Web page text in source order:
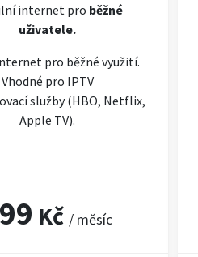
internet pro běžné
uživatele.
pro běžné využití.
Vhodné pro IPTV
služby (HBO, Netflix,
Apple TV).
Kč / měsíc